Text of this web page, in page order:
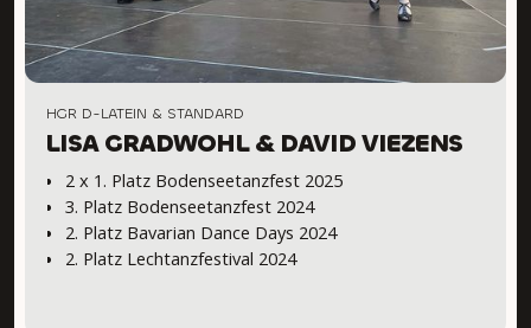
HGR D-LATEIN & STANDARD
LISA GRADWOHL & DAVID VIEZENS
2 x 1. Platz Bodenseetanzfest 2025
3. Platz Bodenseetanzfest 2024
2. Platz Bavarian Dance Days 2024
2. Platz Lechtanzfestival 2024